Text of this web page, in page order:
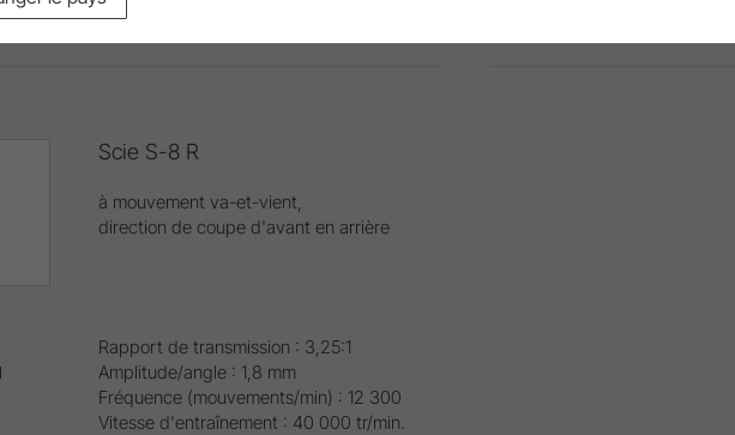
10100803)
Scie S-8 R
à mouvement va-et-vient,
direction de coupe d'avant en arrière
Rapport de transmission : 3,25:1
Amplitude/angle : 1,8 mm
Fréquence (mouvements/min) : 12 300
Vitesse d'entraînement : 40 000 tr/min.